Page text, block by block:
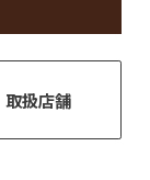
取扱店舗